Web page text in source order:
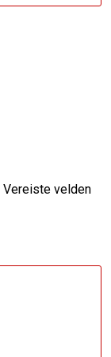
Vereiste velden